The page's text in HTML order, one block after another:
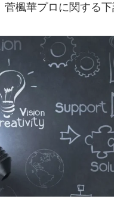
楓華プロに関する